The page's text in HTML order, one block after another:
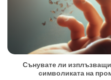
Сънувате ли изплъзващи
символиката на